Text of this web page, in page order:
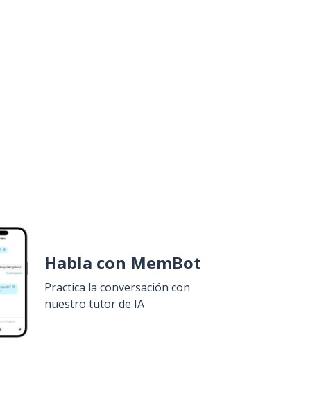
Habla con MemBot
Practica la conversación con
nuestro tutor de IA